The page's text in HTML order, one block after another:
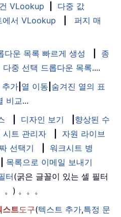
VLookup
다중 값
에서 VLookup
퍼지 매
다운 목록 빠르게 생성
종
다중 선택 드롭다운 목록....
추가 열 이동 숨겨진 열의 표
비교...
디자인 보기
향상된 수
시트 관리자
자원 라이브
선택기
워크시트 병
목록으로 이메일 보내기
터(굵은 글꼴이 있는 셀 필터
) 。。。
스트도구(텍스트 추가,특정 문